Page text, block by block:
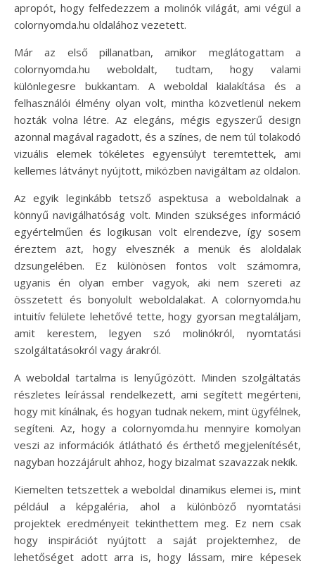
apropót, hogy felfedezzem a molinók világát, ami végül a
colornyomda.hu oldalához vezetett.
Már az első pillanatban, amikor meglátogattam a
colornyomda.hu weboldalt, tudtam, hogy valami
különlegesre bukkantam. A weboldal kialakítása és a
felhasználói élmény olyan volt, mintha közvetlenül nekem
hozták volna létre. Az elegáns, mégis egyszerű design
azonnal magával ragadott, és a színes, de nem túl tolakodó
vizuális elemek tökéletes egyensúlyt teremtettek, ami
kellemes látványt nyújtott, miközben navigáltam az oldalon.
Az egyik leginkább tetsző aspektusa a weboldalnak a
könnyű navigálhatóság volt. Minden szükséges információ
egyértelműen és logikusan volt elrendezve, így sosem
éreztem azt, hogy elvesznék a menük és aloldalak
dzsungelében. Ez különösen fontos volt számomra,
ugyanis én olyan ember vagyok, aki nem szereti az
összetett és bonyolult weboldalakat. A colornyomda.hu
intuitív felülete lehetővé tette, hogy gyorsan megtaláljam,
amit kerestem, legyen szó molinókról, nyomtatási
szolgáltatásokról vagy árakról.
A weboldal tartalma is lenyűgözött. Minden szolgáltatás
részletes leírással rendelkezett, ami segített megérteni,
hogy mit kínálnak, és hogyan tudnak nekem, mint ügyfélnek,
segíteni. Az, hogy a colornyomda.hu mennyire komolyan
veszi az információk átlátható és érthető megjelenítését,
nagyban hozzájárult ahhoz, hogy bizalmat szavazzak nekik.
Kiemelten tetszettek a weboldal dinamikus elemei is, mint
például a képgaléria, ahol a különböző nyomtatási
projektek eredményeit tekinthettem meg. Ez nem csak
hogy inspirációt nyújtott a saját projektemhez, de
lehetőséget adott arra is, hogy lássam, mire képesek